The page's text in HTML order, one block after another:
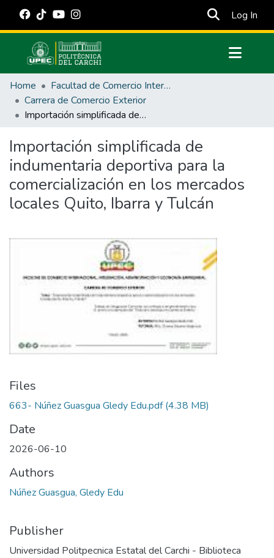
Log In
Communities & Collections
All of DSpace
Statistics
Estadísticas Externas
Manuales
Home
Facultad de Comercio Internacional, Integración, Administración y Economía Empresarial
Carrera de Comercio Exterior
Importación simplificada de indumentaria deportiva para la comercialización en los mercados locales Quito, Ibarra y Tulcán
Importación simplificada de
indumentaria deportiva para la
comercialización en los mercados
locales Quito, Ibarra y Tulcán
Files
663- Núñez Guasgua Gledy Edu.pdf(4.38 MB)
Date
2026-06-10
Authors
Núñez Guasgua, Gledy Edu
Publisher
Universidad Politpecnica Estatal del Carchi - Biblioteca